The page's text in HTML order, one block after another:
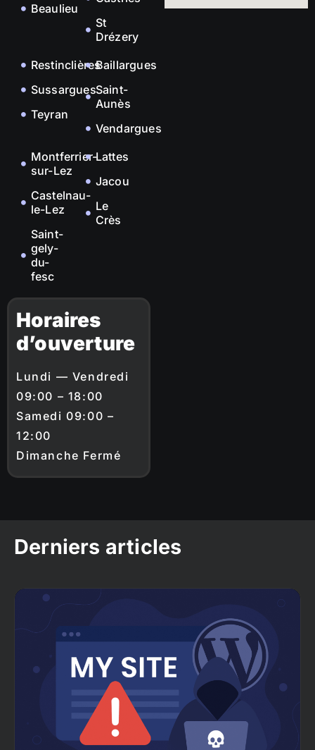
Beaulieu
St
Drézery
Restinclières
Sussargues
Teyran
Baillargues
Saint-
Aunès
Vendargues
Montferrier-
sur-Lez
Castelnau-
le-Lez
Saint-
gely-
du-
fesc
Lattes
Jacou
Le
Crès
Horaires
d’ouverture
Lundi — Vendredi
09:00 – 18:00
Samedi 09:00 –
12:00
Dimanche Fermé
Derniers articles